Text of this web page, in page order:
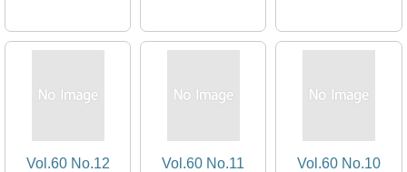
Vol.60 No.12
Vol.60 No.11
Vol.60 No.10